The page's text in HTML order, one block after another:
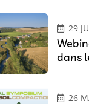
29
dans
26